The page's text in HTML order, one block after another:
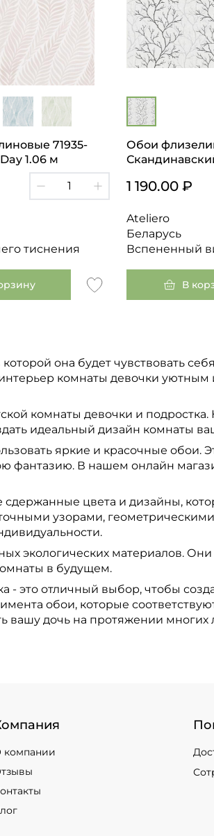
71935-
1.06 м
тиснения
Обои
1 190.00 ₽
Ateliero
Беларусь
Вспененный
В
она будет чувствовать
комнаты девочки
комнаты девочки и
идеальный дизайн комнаты
яркие и красочные обои.
фантазию. В нашем онлайн
цвета и дизайны,
узорами,
экологических материалов.
в будущем.
- это отличный выбор, чтобы
обои, которые
вашу дочь на протяжении многих
компании